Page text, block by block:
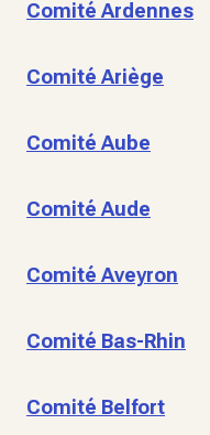
Comité Ardennes
Comité Ariège
Comité Aube
Comité Aude
Comité Aveyron
Comité Bas-Rhin
Comité Belfort